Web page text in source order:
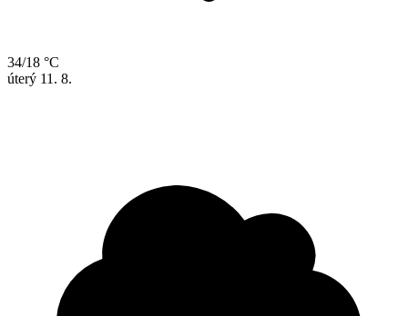
34/18 °C
úterý 11. 8.